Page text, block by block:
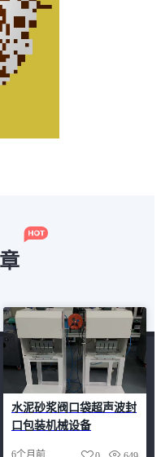
水泥砂浆阀口袋超声波封
口包装机械设备
6个月前